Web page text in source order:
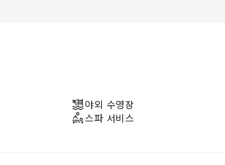
야외 수영장
스파 서비스